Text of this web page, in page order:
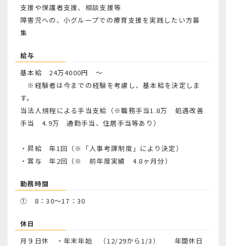
支援や保護者支援、相談支援等
障害児への、小グループでの療育支援を実践したい方募
集
給与
基本給 24万4000円 ～
※経験者は今までの経験を考慮し、基本給を決定しま
す。
当法人規程による手当支給（※職務手当1.8万 処遇改善
手当 4.9万 通勤手当、住居手当等あり）
・昇給 年1回（※「人事考課制度」により決定）
・賞与 年2回（※ 前年度実績 4.8ヶ月分）
勤務時間
① 8：30～17：30
休日
月９日休 ・年末年始 （12/29から1/3） 年間休日